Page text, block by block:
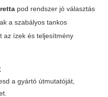
pod rendszer jó választás
a szabályos tankos
az ízek és teljesítmény
a gyártó útmutatóját,